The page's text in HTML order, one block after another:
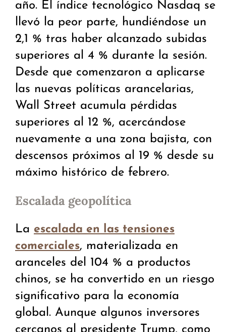
año. El índice tecnológico Nasdaq se
llevó la peor parte, hundiéndose un
2,1 % tras haber alcanzado subidas
superiores al 4 % durante la sesión.
Desde que comenzaron a aplicarse
las nuevas políticas arancelarias,
Wall Street acumula pérdidas
superiores al 12 %, acercándose
nuevamente a una zona bajista, con
descensos próximos al 19 % desde su
máximo histórico de febrero.
Escalada geopolítica
La escalada en las tensiones
comerciales, materializada en
aranceles del 104 % a productos
chinos, se ha convertido en un riesgo
significativo para la economía
global. Aunque algunos inversores